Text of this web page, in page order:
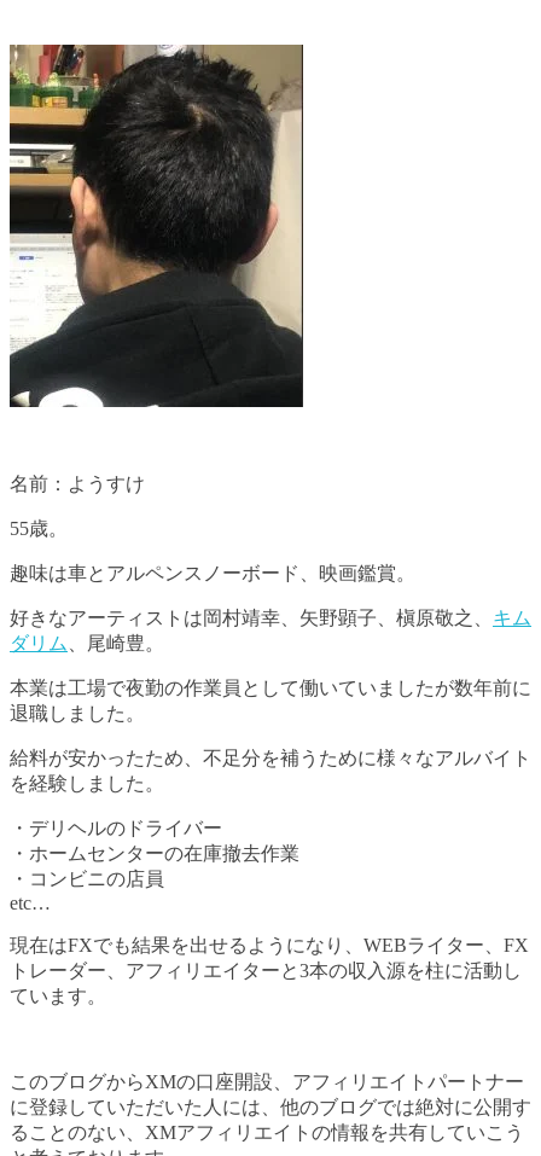
名前：ようすけ
55歳。
趣味は車とアルペンスノーボード、映画鑑賞。
好きなアーティストは岡村靖幸、矢野顕子、槇原敬之、 キム
ダリム
、尾崎豊。
本業は工場で夜勤の作業員として働いていましたが数年前に
退職しました。
給料が安かったため、不足分を補うために様々なアルバイト
を経験しました。
・デリヘルのドライバー
・ホームセンターの在庫撤去作業
・コンビニの店員
etc…
現在はFXでも結果を出せるようになり、WEBライター、FX
トレーダー、アフィリエイターと3本の収入源を柱に活動し
ています。
このブログからXMの口座開設、アフィリエイトパートナー
に登録していただいた人には、他のブログでは絶対に公開す
ることのない、XMアフィリエイトの情報を共有していこう